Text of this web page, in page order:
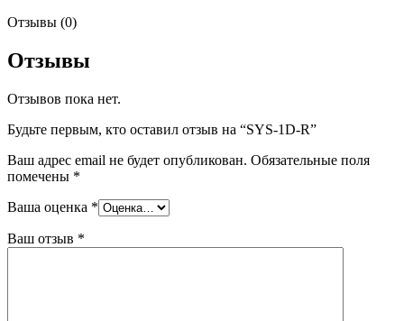
Отзывы (0)
Отзывы
Отзывов пока нет.
Будьте первым, кто оставил отзыв на “SYS-1D-R”
Ваш адрес email не будет опубликован. Обязательные поля
помечены *
Ваша оценка *
Ваш отзыв *